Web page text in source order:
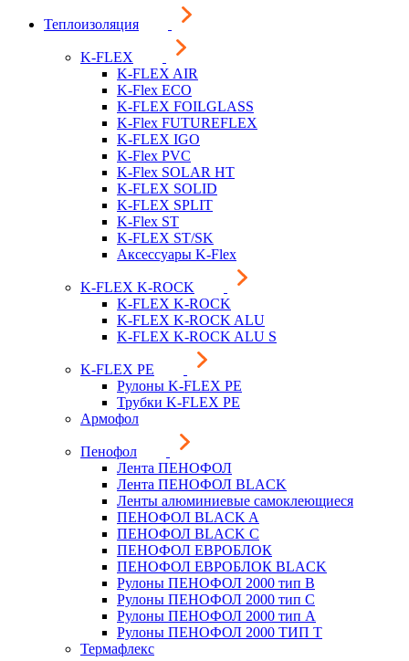
Теплоизоляция
K-FLEX
K-FLEX AIR
K-Flex ECO
K-FLEX FOILGLASS
K-Flex FUTUREFLEX
K-FLEX IGO
K-Flex PVC
K-Flex SOLAR HT
K-FLEX SOLID
K-FLEX SPLIT
K-Flex ST
K-FLEX ST/SK
Аксессуары K-Flex
K-FLEX K-ROCK
K-FLEX K-ROCK
K-FLEX K-ROCK ALU
K-FLEX K-ROCK ALU S
K-FLEX PE
Рулоны K-FLEX PE
Трубки K-FLEX PE
Армофол
Пенофол
Лента ПЕНОФОЛ
Лента ПЕНОФОЛ BLACK
Ленты алюминиевые самоклеющиеся
ПЕНОФОЛ BLACK A
ПЕНОФОЛ BLACK С
ПЕНОФОЛ ЕВРОБЛОК
ПЕНОФОЛ ЕВРОБЛОК BLACK
Рулоны ПЕНОФОЛ 2000 тип B
Рулоны ПЕНОФОЛ 2000 тип C
Рулоны ПЕНОФОЛ 2000 тип А
Рулоны ПЕНОФОЛ 2000 ТИП Т
Термафлекс